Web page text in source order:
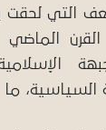
التي لحقت
القرن
الإسلامية
ما